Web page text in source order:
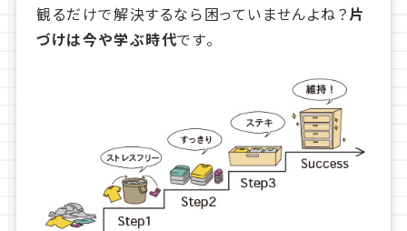
観るだけで解決するなら困っていませんよね？片
づけは今や学ぶ時代です。